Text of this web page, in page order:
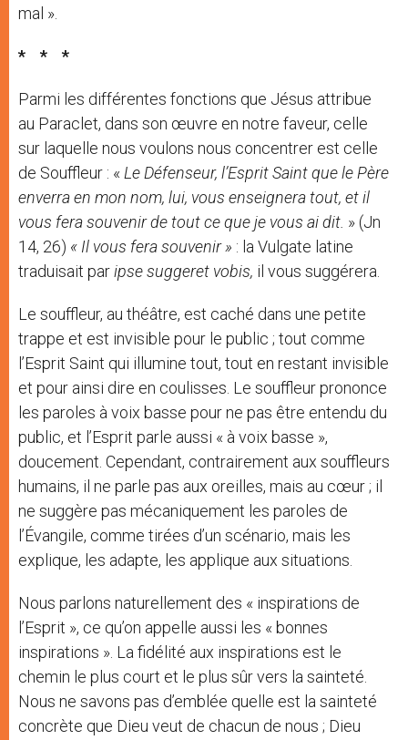
mal ».
* * *
Parmi les différentes fonctions que Jésus attribue
au Paraclet, dans son œuvre en notre faveur, celle
sur laquelle nous voulons nous concentrer est celle
de Souffleur : « Le Défenseur, l’Esprit Saint que le Père
enverra en mon nom, lui, vous enseignera tout, et il
vous fera souvenir de tout ce que je vous ai dit. » (Jn
14, 26) « Il vous fera souvenir » : la Vulgate latine
traduisait paripse suggeret vobis, il vous suggérera.
Le souffleur, au théâtre, est caché dans une petite
trappe et est invisible pour le public ; tout comme
l’Esprit Saint qui illumine tout, tout en restant invisible
et pour ainsi dire en coulisses. Le souffleur prononce
les paroles à voix basse pour ne pas être entendu du
public, et l’Esprit parle aussi « à voix basse »,
doucement. Cependant, contrairement aux souffleurs
humains, il ne parle pas aux oreilles, mais au cœur ; il
ne suggère pas mécaniquement les paroles de
l’Évangile, comme tirées d’un scénario, mais les
explique, les adapte, les applique aux situations.
Nous parlons naturellement des « inspirations de
l’Esprit », ce qu’on appelle aussi les « bonnes
inspirations ». La fidélité aux inspirations est le
chemin le plus court et le plus sûr vers la sainteté.
Nous ne savons pas d’emblée quelle est la sainteté
concrète que Dieu veut de chacun de nous ; Dieu